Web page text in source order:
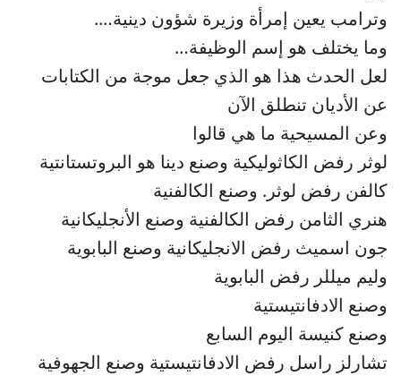
وترامب يعين إمرأة وزيرة شؤون دينية….
وما يختلف هو إسم الوظيفة…
لعل الحدث هذا هو الذي جعل موجة من الكتابات
عن الأديان تنطلق الآن
وعن المسيحية ما هي قالوا
لوثر رفض الكاثوليكية وصنع دينا هو البروتستانتية
كالفن رفض لوثر. وصنع الكالفنية
هنري الثامن رفض الكالفنية وصنع الأنجليكانية
جون اسميث رفض الانجليكانية وصنع البابوية
وليم ميللر رفض البابوية
وصنع الادفانتيستية
وصنع كنيسة اليوم السابع
تشارلز راسل رفض الادفانتيستية وصنع الجهوفية